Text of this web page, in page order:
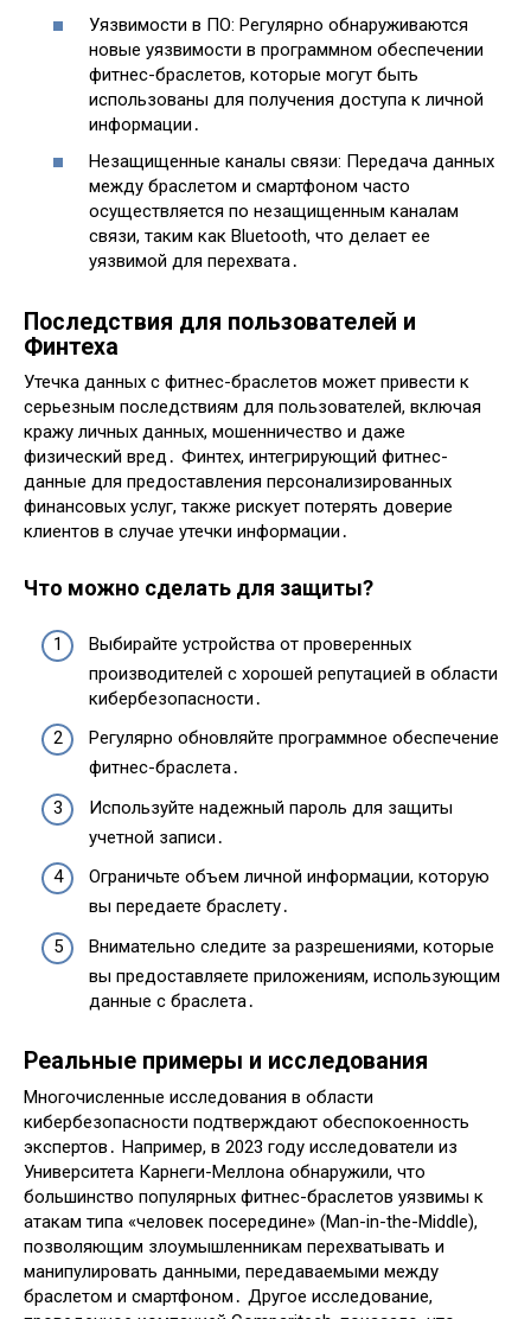
Уязвимости в ПО: Регулярно обнаруживаются
новые уязвимости в программном обеспечении
фитнес-браслетов, которые могут быть
использованы для получения доступа к личной
информации․
Незащищенные каналы связи: Передача данных
между браслетом и смартфоном часто
осуществляется по незащищенным каналам
связи, таким как Bluetooth, что делает ее
уязвимой для перехвата․
Последствия для пользователей и
Финтеха
Утечка данных с фитнес-браслетов может привести к
серьезным последствиям для пользователей, включая
кражу личных данных, мошенничество и даже
физический вред․ Финтех, интегрирующий фитнес-
данные для предоставления персонализированных
финансовых услуг, также рискует потерять доверие
клиентов в случае утечки информации․
Что можно сделать для защиты?
Выбирайте устройства от проверенных
производителей с хорошей репутацией в области
кибербезопасности․
Регулярно обновляйте программное обеспечение
фитнес-браслета․
Используйте надежный пароль для защиты
учетной записи․
Ограничьте объем личной информации, которую
вы передаете браслету․
Внимательно следите за разрешениями, которые
вы предоставляете приложениям, использующим
данные с браслета․
Реальные примеры и исследования
Многочисленные исследования в области
кибербезопасности подтверждают обеспокоенность
экспертов․ Например, в 2023 году исследователи из
Университета Карнеги-Меллона обнаружили, что
большинство популярных фитнес-браслетов уязвимы к
атакам типа «человек посередине» (Man-in-the-Middle),
позволяющим злоумышленникам перехватывать и
манипулировать данными, передаваемыми между
браслетом и смартфоном․ Другое исследование,